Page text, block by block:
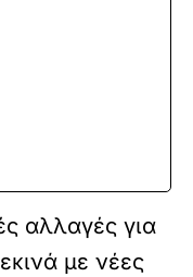
αλλαγές για
με νέες